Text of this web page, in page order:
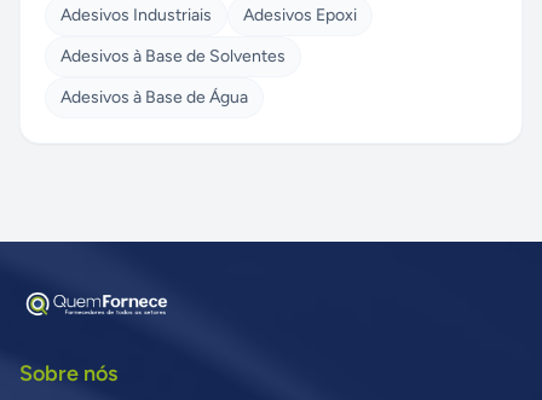
Adesivos Industriais
Adesivos Epoxi
Adesivos à Base de Solventes
Adesivos à Base de Água
Sobre nós